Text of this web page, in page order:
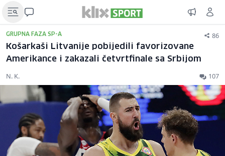
GRUPNA FAZA SP-A 86
Košarkaši Litvanije pobijedili favorizovane
Amerikance i zakazali četvrtfinale sa Srbijom
N. K. 107